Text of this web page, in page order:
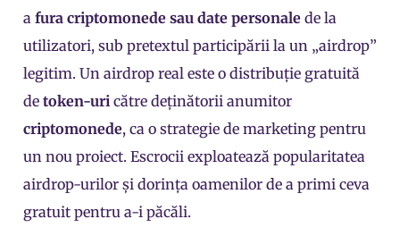
a fura criptomonede sau date personale de la
utilizatori, sub pretextul participării la un „airdrop”
legitim. Un airdrop real este o distribuție gratuită
de token-uri către deținătorii anumitor
criptomonede, ca o strategie de marketing pentru
un nou proiect. Escrocii exploatează popularitatea
airdrop-urilor și dorința oamenilor de a primi ceva
gratuit pentru a-i păcăli.